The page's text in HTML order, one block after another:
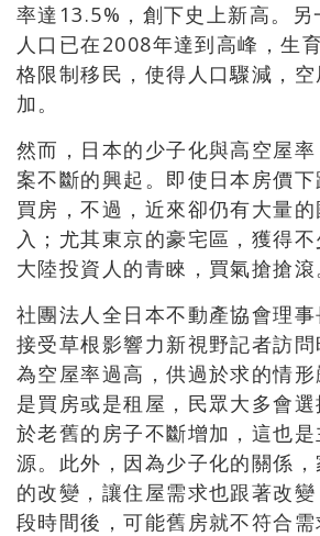
率達13.5%，創下史上新高。另
人口已在2008年達到高峰，生
格限制移民，使得人口驟減，
加。
然而，日本的少子化與高空屋
案不斷的興起。即使日本房價
買房，不過，近來卻仍有大量
入；尤其東京的豪宅區，獲得不
大陸投資人的青睞，買氣搶搶滾
社團法人全日本不動產協會理
接受草根影響力新視野記者訪
為空屋率過高，供過於求的情
是買房或是租屋，民眾大多會
於老舊的房子不斷增加，這也
源。此外，因為少子化的關係
的改變，讓住屋需求也跟著改
段時間後，可能舊房就不符合